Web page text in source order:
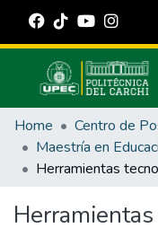
Communities &
All of DSpace
Statistics
Estadísticas Externas
Home
Centro de